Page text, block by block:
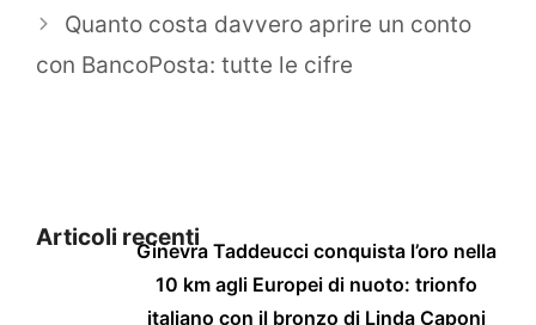
Quanto costa davvero aprire un conto
con BancoPosta: tutte le cifre
Articoli recentiGinevra Taddeucci conquista l’oro nella
10 km agli Europei di nuoto: trionfo
italiano con il bronzo di Linda Caponi